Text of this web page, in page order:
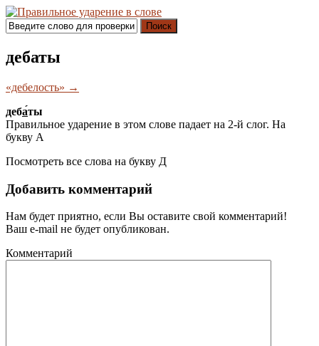
Поиск
дебаты
«дебелость» →
деба́ты
Правильное ударение в этом слове падает на 2-й слог. На
букву А
Посмотреть все слова на букву Д
Добавить комментарий
Нам будет приятно, если Вы оставите свой комментарий!
Ваш e-mail не будет опубликован.
Комментарий